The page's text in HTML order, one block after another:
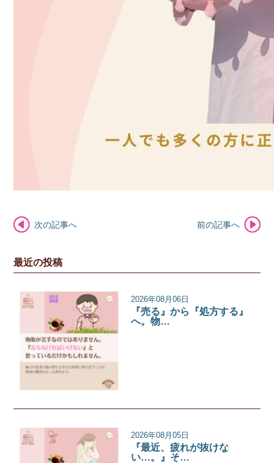
次の記事へ 前の記事へ
最近の投稿
2026年08月06日
『売る』から『処方する』
へ。物…
2026年08月05日
『最近、疲れが抜けな
い…。』そ…